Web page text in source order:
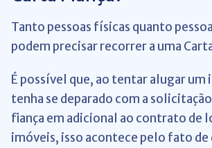
Tanto pessoas físicas quanto
podem precisar recorrer a uma
É possível que, ao tentar alugar um
tenha se deparado com a
fiança em adicional ao contrato de
imóveis, isso acontece pelo fato de